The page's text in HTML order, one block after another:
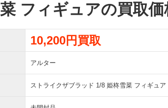
菜 フィギュアの買取価
10,200円買取
アルター
ストライクザブラッド 1/8 姫柊雪菜 フィギュア